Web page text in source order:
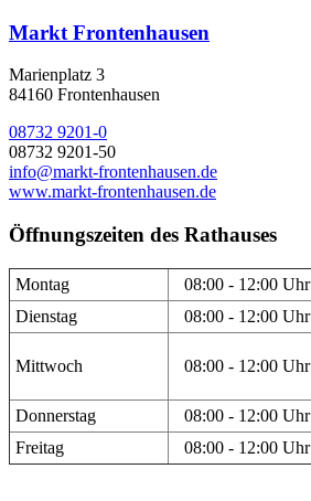
Markt Frontenhausen
Marienplatz 3
84160 Frontenhausen
08732 9201-0
08732 9201-50
info@markt-frontenhausen.de
www.markt-frontenhausen.de
Öffnungszeiten des Rathauses
Montag 08:00 - 12:00 Uhr
Dienstag
08:00 - 12:00 Uhr
Mittwoch 08:00 - 12:00 Uhr
Donnerstag 08:00 - 12:00 Uhr
Freitag
08:00 - 12:00 Uhr